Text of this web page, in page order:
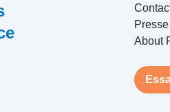
Presse
About